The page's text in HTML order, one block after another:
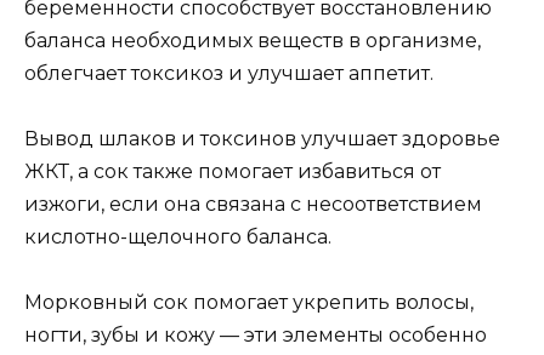
беременности способствует восстановлению
баланса необходимых веществ в организме,
облегчает токсикоз и улучшает аппетит.
Вывод шлаков и токсинов улучшает здоровье
ЖКТ, а сок также помогает избавиться от
изжоги, если она связана с несоответствием
кислотно-щелочного баланса.
Морковный сок помогает укрепить волосы,
ногти, зубы и кожу — эти элементы особенно